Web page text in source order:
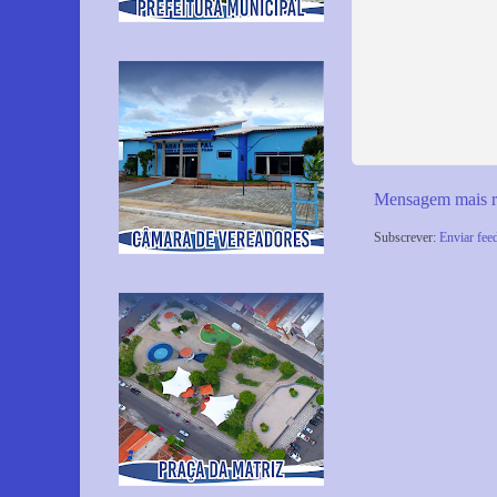
Mensagem mais
Subscrever: Enviar